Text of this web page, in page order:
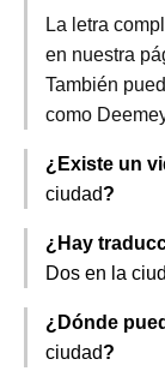
La letra
en nuestra
También
como
¿Existe un
ciudad?
¿Hay
Dos en la
¿Dónde
ciudad?